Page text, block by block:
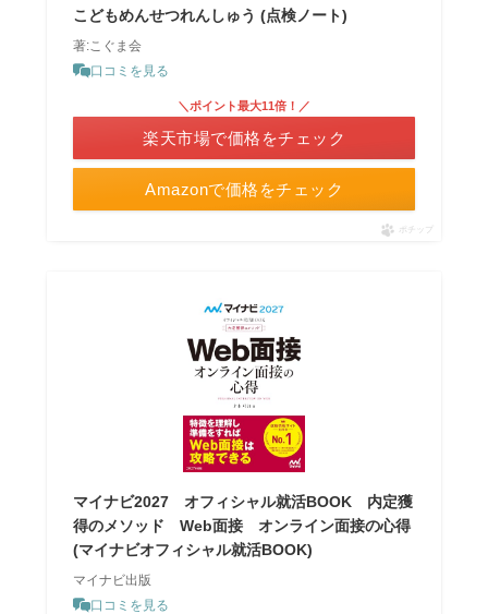
こどもめんせつれんしゅう (点検ノート)
著:こぐま会
口コミを見る
Amazonで価格をチェック
＼ポイント最大11倍！／
楽天市場で価格をチェック
ポチップ
マイナビ2027 オフィシャル就活BOOK 内定獲
得のメソッド Web面接 オンライン面接の心得
(マイナビオフィシャル就活BOOK)
マイナビ出版
口コミを見る